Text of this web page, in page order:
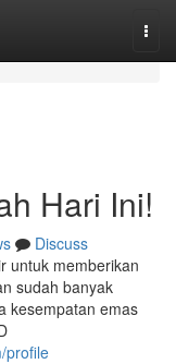
Hari Ini!
Discuss
untuk memberikan
sudah banyak
kesempatan emas
profile